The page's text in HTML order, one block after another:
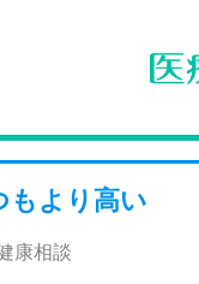
もより高い
康相談